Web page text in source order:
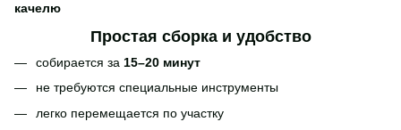
качелю
Простая сборка и удобство
собирается за 15–20 минут
не требуются специальные инструменты
легко перемещается по участку